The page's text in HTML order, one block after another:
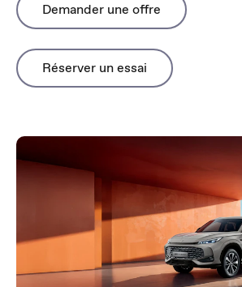
Demander une offre
Réserver un essai